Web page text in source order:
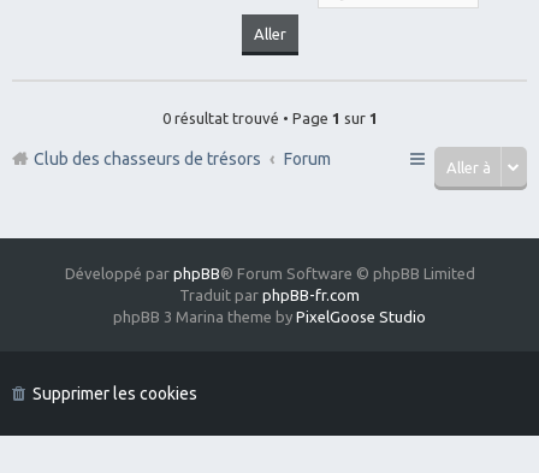
0 résultat trouvé • Page 1 sur 1
Aller à
Club des chasseurs de trésors Forum
Développé par phpBB® Forum Software © phpBB Limited
Traduit par phpBB-fr.com
phpBB 3 Marina theme by PixelGoose Studio
Supprimer les cookies